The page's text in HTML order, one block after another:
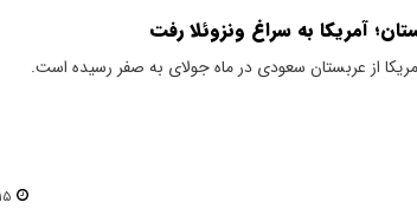
از عربستان سعودی در ماه جولای به صفر رسیده است.